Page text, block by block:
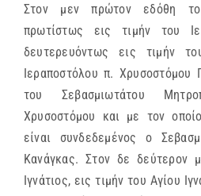
Στον μεν πρώτον εδόθη το
πρωτίστως εις τιμήν του
δευτερευόντως εις τιμήν
Ιεραποστόλου π. Χρυσοστόμου
του Σεβασμιωτάτου
Χρυσοστόμου και με τον
είναι συνδεδεμένος ο
Κανάγκας. Στον δε δεύτερον
Ιγνάτιος, εις τιμήν του Αγίου